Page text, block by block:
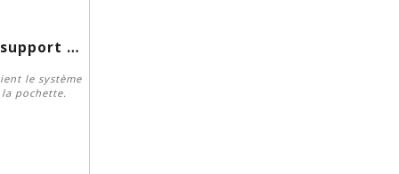
Shapeheart support magnétique vélo XXL
le système
pochette.